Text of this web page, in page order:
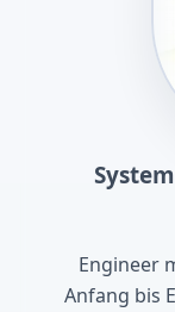
Engineer
Anfang bis